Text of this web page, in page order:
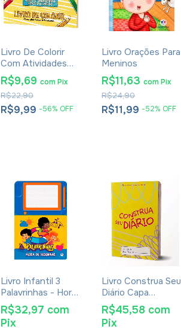
Livro De Colorir
Com Atividades
Interativas - Jesus,
O Verdadeiro Herói
Do Mundo
R$9,99 -56% OFF
R$22,90
R$9,69 comPix
Livro Orações Para
Meninos
R$11,99 -52% OFF
R$24,90
R$11,63 comPix
Livro Infantil 3
Palavrinhas - Hora
de Desenhar |
Lousa Magnética
R$32,97 com
Pix
Livro Construa Seu
Diário Capa
Amarela - Jey Reis
R$45,58 com
Pix